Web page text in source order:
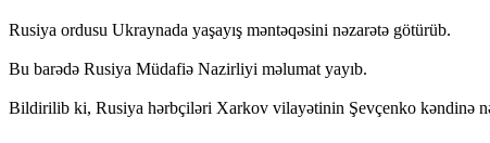
Rusiya ordusu Ukraynada yaşayış məntəqəsini nəzarətə götürüb.
Bu barədə Rusiya Müdafiə Nazirliyi məlumat yayıb.
Bildirilib ki, Rusiya hərbçiləri Xarkov vilayətinin Şevçenko kəndinə